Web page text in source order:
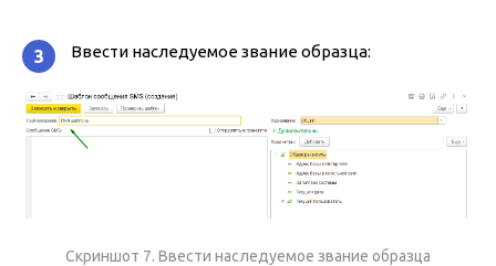
3 Ввести наследуемое звание образца:
Скриншот 7. Ввести наследуемое звание образца